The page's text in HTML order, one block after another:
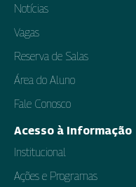
Notícias
Vagas
Reserva de Salas
Área do Aluno
Fale Conosco
Acesso à Informação
Institucional
Ações e Programas